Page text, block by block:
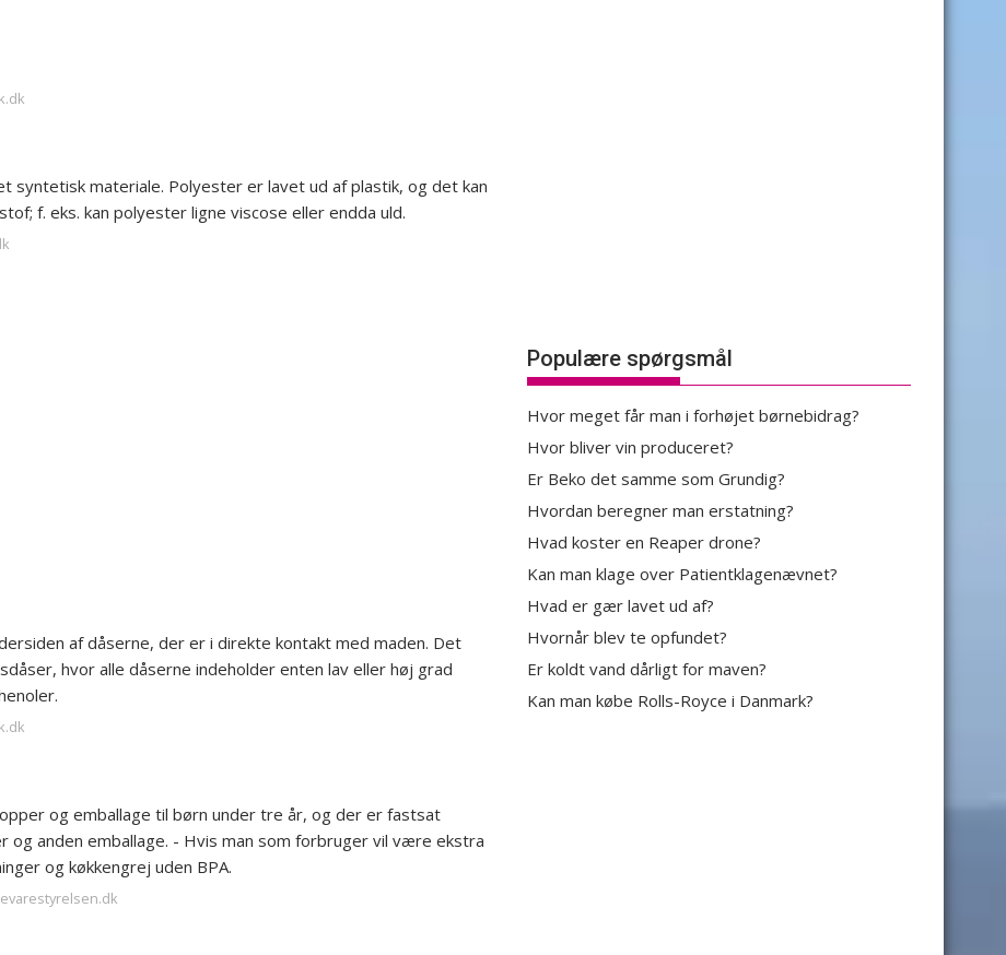
materiale. Polyester er lavet ud af plastik, og det kan
f. eks. kan polyester ligne viscose eller endda uld.
af dåserne, der er i direkte kontakt med maden. Det
hvor alle dåserne indeholder enten lav eller høj grad
og emballage til børn under tre år, og der er fastsat
anden emballage. - Hvis man som forbruger vil være ekstra
og køkkengrej uden BPA.
Populære spørgsmål
Hvor meget får man i forhøjet børnebidrag?
Hvor bliver vin produceret?
Er Beko det samme som Grundig?
Hvordan beregner man erstatning?
Hvad koster en Reaper drone?
Kan man klage over Patientklagenævnet?
Hvad er gær lavet ud af?
Hvornår blev te opfundet?
Er koldt vand dårligt for maven?
Kan man købe Rolls-Royce i Danmark?